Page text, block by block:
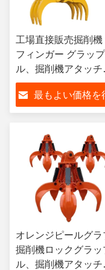
工場直接販売掘削機
フィンガー グラップ
ル、掘削機アタッチ
ント 10 トン 15 ト
トン掘削機用
最もよい価格を
オレンジピールグラ
掘削機ロックグラッ
ル、掘削機アタッチ